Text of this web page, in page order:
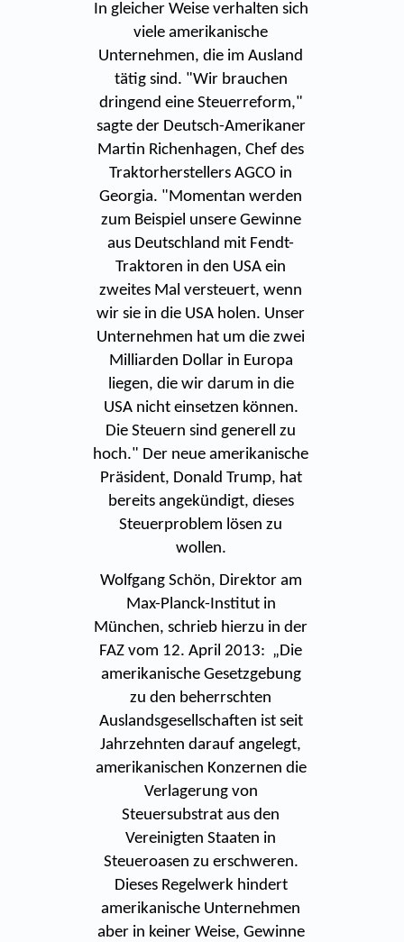
In gleicher Weise verhalten sich
viele amerikanische
Unternehmen, die im Ausland
tätig sind. "Wir brauchen
dringend eine Steuerreform,"
sagte der Deutsch-Amerikaner
Martin Richenhagen, Chef des
Traktorherstellers AGCO in
Georgia. "Momentan werden
zum Beispiel unsere Gewinne
aus Deutschland mit Fendt-
Traktoren in den USA ein
zweites Mal versteuert, wenn
wir sie in die USA holen. Unser
Unternehmen hat um die zwei
Milliarden Dollar in Europa
liegen, die wir darum in die
USA nicht einsetzen können.
Die Steuern sind generell zu
hoch." Der neue amerikanische
Präsident, Donald Trump, hat
bereits angekündigt, dieses
Steuerproblem lösen zu
wollen.
Wolfgang Schön, Direktor am
Max-Planck-Institut in
München, schrieb hierzu in der
FAZ vom 12. April 2013: „Die
amerikanische Gesetzgebung
zu den beherrschten
Auslandsgesellschaften ist seit
Jahrzehnten darauf angelegt,
amerikanischen Konzernen die
Verlagerung von
Steuersubstrat aus den
Vereinigten Staaten in
Steueroasen zu erschweren.
Dieses Regelwerk hindert
amerikanische Unternehmen
aber in keiner Weise, Gewinne